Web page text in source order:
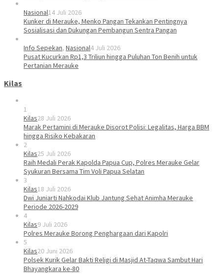
Nasional14 Juli 2026
Kunker di Merauke, Menko Pangan Tekankan Pentingnya
Sosialisasi dan Dukungan Pembangun Sentra Pangan
Info Sepekan, Nasional4 Juli 2026
Pusat Kucurkan Rp1,3 Triliun hingga Puluhan Ton Benih untuk
Pertanian Merauke
Kilas
1
Kilas28 Juli 2026
Marak Pertamini di Merauke Disorot Polisi: Legalitas, Harga BBM
hingga Risiko Kebakaran
2
Kilas25 Juli 2026
Raih Medali Perak Kapolda Papua Cup, Polres Merauke Gelar
Syukuran Bersama Tim Voli Papua Selatan
3
Kilas18 Juli 2026
Dwi Juniarti Nahkodai Klub Jantung Sehat Animha Merauke
Periode 2026-2029
4
Kilas9 Juli 2026
Polres Merauke Borong Penghargaan dari Kapolri
5
Kilas20 Juni 2026
Polsek Kurik Gelar Bakti Religi di Masjid At-Taqwa Sambut Hari
Bhayangkara ke-80